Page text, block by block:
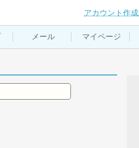
アカウント作成
メール マイページ